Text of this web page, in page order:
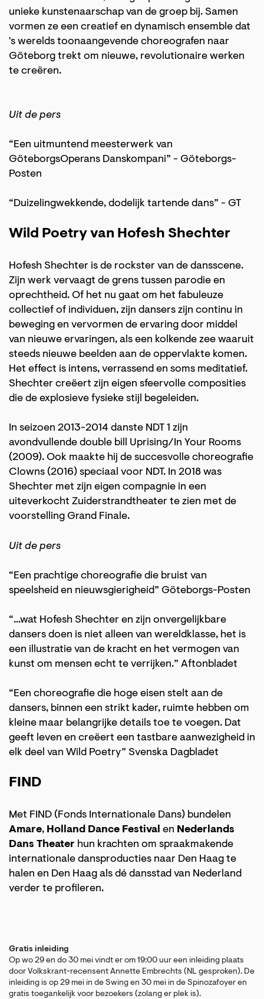
unieke kunstenaarschap van de groep bij. Samen
vormen ze een creatief en dynamisch ensemble dat
's werelds toonaangevende choreografen naar
Göteborg trekt om nieuwe, revolutionaire werken
te creëren.
Uit de pers
“Een uitmuntend meesterwerk van
GöteborgsOperans Danskompani” - Göteborgs-
Posten
“Duizelingwekkende, dodelijk tartende dans” - GT
Wild Poetry van Hofesh Shechter
Hofesh Shechter is de rockster van de dansscene.
Zijn werk vervaagt de grens tussen parodie en
oprechtheid. Of het nu gaat om het fabuleuze
collectief of individuen, zijn dansers zijn continu in
beweging en vervormen de ervaring door middel
van nieuwe ervaringen, als een kolkende zee waaruit
steeds nieuwe beelden aan de oppervlakte komen.
Het effect is intens, verrassend en soms meditatief.
Shechter creëert zijn eigen sfeervolle composities
die de explosieve fysieke stijl begeleiden.
In seizoen 2013-2014 danste NDT 1 zijn
avondvullende double bill Uprising/In Your Rooms
(2009). Ook maakte hij de succesvolle choreografie
Clowns (2016) speciaal voor NDT. In 2018 was
Shechter met zijn eigen compagnie in een
uiteverkocht Zuiderstrandtheater te zien met de
voorstelling Grand Finale.
Uit de pers
“Een prachtige choreografie die bruist van
speelsheid en nieuwsgierigheid” Göteborgs-Posten
“...wat Hofesh Shechter en zijn onvergelijkbare
dansers doen is niet alleen van wereldklasse, het is
een illustratie van de kracht en het vermogen van
kunst om mensen echt te verrijken.” Aftonbladet
“Een choreografie die hoge eisen stelt aan de
dansers, binnen een strikt kader, ruimte hebben om
kleine maar belangrijke details toe te voegen. Dat
geeft leven en creëert een tastbare aanwezigheid in
elk deel van Wild Poetry” Svenska Dagbladet
FIND
Met FIND (Fonds Internationale Dans) bundelen
Amare, Holland Dance Festival en Nederlands
Dans Theater hun krachten om spraakmakende
internationale dansproducties naar Den Haag te
halen en Den Haag als dé dansstad van Nederland
verder te profileren.
Gratis inleiding
Op wo 29 en do 30 mei vindt er om 19:00 uur een inleiding plaats
door Volkskrant-recensent Annette Embrechts (NL gesproken). De
inleiding is op 29 mei in de Swing en 30 mei in de Spinozafoyer en
gratis toegankelijk voor bezoekers (zolang er plek is).